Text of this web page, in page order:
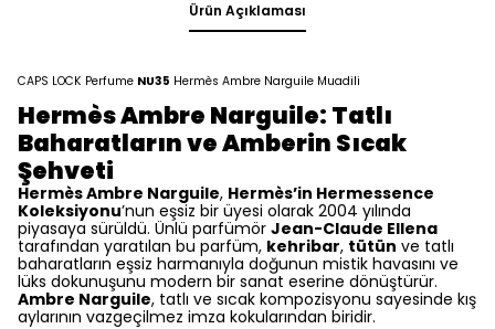
Ürün Açıklaması
CAPS LOCK Perfume NU35 Hermès Ambre Narguile Muadili
Hermès Ambre Narguile: Tatlı
Baharatların ve Amberin Sıcak
Şehveti
Hermès Ambre Narguile, Hermès’in Hermessence
Koleksiyonu’nun eşsiz bir üyesi olarak 2004 yılında
piyasaya sürüldü. Ünlü parfümör Jean-Claude Ellena
tarafından yaratılan bu parfüm, kehribar, tütün ve tatlı
baharatların eşsiz harmanıyla doğunun mistik havasını ve
lüks dokunuşunu modern bir sanat eserine dönüştürür.
Ambre Narguile, tatlı ve sıcak kompozisyonu sayesinde kış
aylarının vazgeçilmez imza kokularından biridir.